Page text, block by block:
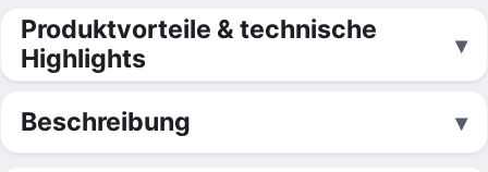
Produktvorteile & technische
Highlights
Beschreibung